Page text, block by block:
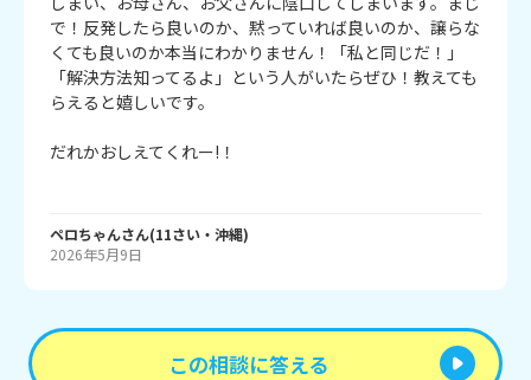
で！反発したら良いのか、黙っていれば良いのか、譲らな
くても良いのか本当にわかりません！「私と同じだ！」
「解決方法知ってるよ」という人がいたらぜひ！教えても
らえると嬉しいです。
だれかおしえてくれー!！
ペロちゃんさん(11さい・ 沖縄)
2026年5月9日
この相談に答える